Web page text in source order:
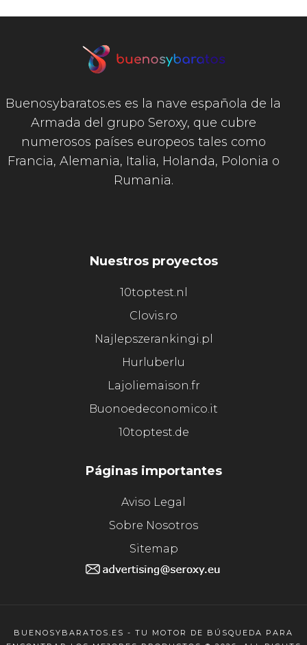
Buenosybaratos.es es la nave española de la
Armada del grupo Seroxy, que cubre
numerosos países europeos tales como
Francia, Alemania, Italia, Holanda, Polonia o
Rumania.
Nuestros proyectos
10toptest.nl
Clovis.ro
Najlepszerankingi.pl
Hurluberlu
Lajoliemaison.fr
Buonoedeconomico.it
10toptest.de
Páginas importantes
Aviso Legal
Sobre Nosotros
Sitemap
BUENOSYBARATOS.ES - TU MOTOR DE BÚSQUEDA PARA